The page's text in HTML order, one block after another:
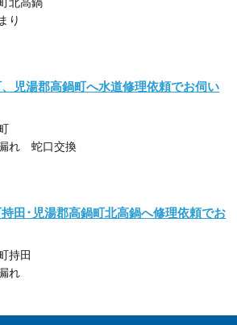
り
児湯郡高鍋町へ水道修理依頼でお伺い
れ 蛇口交換
田･児湯郡高鍋町北高鍋へ修理依頼でお
持田
れ